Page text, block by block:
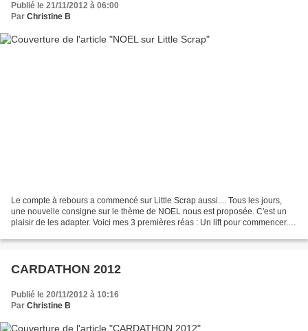
Publié le 21/11/2012 à 06:00
Par Christine B
Le compte à rebours a commencé sur Little Scrap aussi.... Tous les jours,
une nouvelle consigne sur le thème de NOEL nous est proposée. C'est un
plaisir de les adapter. Voici mes 3 premières réas : Un lift pour commencer.
CARDATHON 2012
Publié le 20/11/2012 à 10:16
Par Christine B